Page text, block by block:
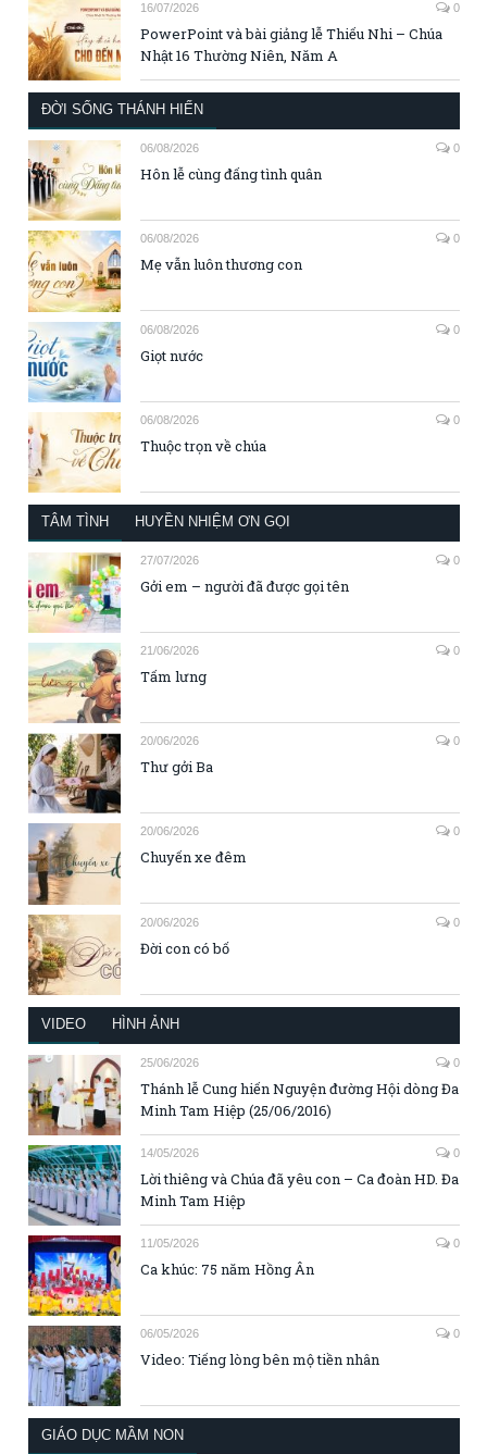
16/07/2026 0
PowerPoint và bài giảng lễ Thiếu Nhi – Chúa
Nhật 16 Thường Niên, Năm A
ĐỜI SỐNG THÁNH HIẾN
06/08/2026 0
Hôn lễ cùng đấng tình quân
06/08/2026 0
Mẹ vẫn luôn thương con
06/08/2026 0
Giọt nước
06/08/2026 0
Thuộc trọn về chúa
TÂM TÌNH HUYỀN NHIỆM ƠN GỌI
27/07/2026 0
Gởi em – người đã được gọi tên
21/06/2026 0
Tấm lưng
20/06/2026 0
Thư gởi Ba
20/06/2026 0
Chuyến xe đêm
20/06/2026 0
Đời con có bố
VIDEO HÌNH ẢNH
25/06/2026 0
Thánh lễ Cung hiến Nguyện đường Hội dòng Đa
Minh Tam Hiệp (25/06/2016)
14/05/2026 0
Lời thiêng và Chúa đã yêu con – Ca đoàn HD. Đa
Minh Tam Hiệp
11/05/2026 0
Ca khúc: 75 năm Hồng Ân
06/05/2026 0
Video: Tiếng lòng bên mộ tiền nhân
GIÁO DỤC MẦM NON